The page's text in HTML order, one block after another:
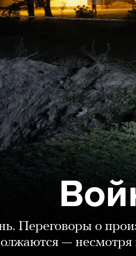
Переговоры о
—